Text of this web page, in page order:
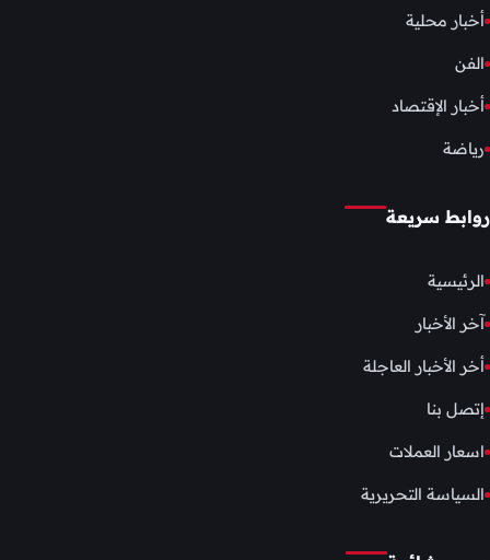
أخبار محلية
الفن
أخبار الإقتصاد
رياضة
روابط سريعة
الرئيسية
آخر الأخبار
أخر الأخبار العاجلة
إتصل بنا
اسعار العملات
السياسة التحريرية